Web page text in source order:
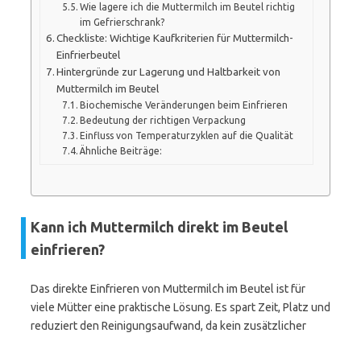
Wie lagere ich die Muttermilch im Beutel richtig
im Gefrierschrank?
Checkliste: Wichtige Kaufkriterien für Muttermilch-
Einfrierbeutel
Hintergründe zur Lagerung und Haltbarkeit von
Muttermilch im Beutel
Biochemische Veränderungen beim Einfrieren
Bedeutung der richtigen Verpackung
Einfluss von Temperaturzyklen auf die Qualität
Ähnliche Beiträge:
Kann ich Muttermilch direkt im Beutel
einfrieren?
Das direkte Einfrieren von Muttermilch im Beutel ist für
viele Mütter eine praktische Lösung. Es spart Zeit, Platz und
reduziert den Reinigungsaufwand, da kein zusätzlicher